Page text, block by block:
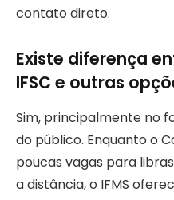
contato direto.
Existe diferença
IFSC e outras
Sim, principalmente no
do público. Enquanto o
poucas vagas para
a distância, o IFMS